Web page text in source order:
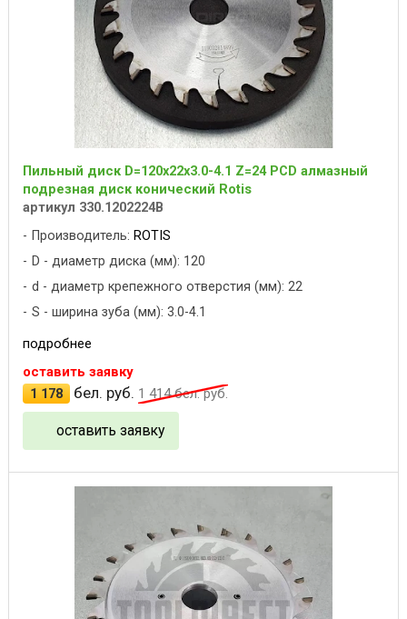
Пильный диск D=120x22x3.0-4.1 Z=24 PCD алмазный
подрезная диск конический Rotis
артикул 330.1202224B
Производитель: ROTIS
D - диаметр диска (мм): 120
d - диаметр крепежного отверстия (мм): 22
S - ширина зуба (мм): 3.0-4.1
подробнее
оставить заявку
1 178
бел. руб. 1 414бел. руб.
оставить заявку